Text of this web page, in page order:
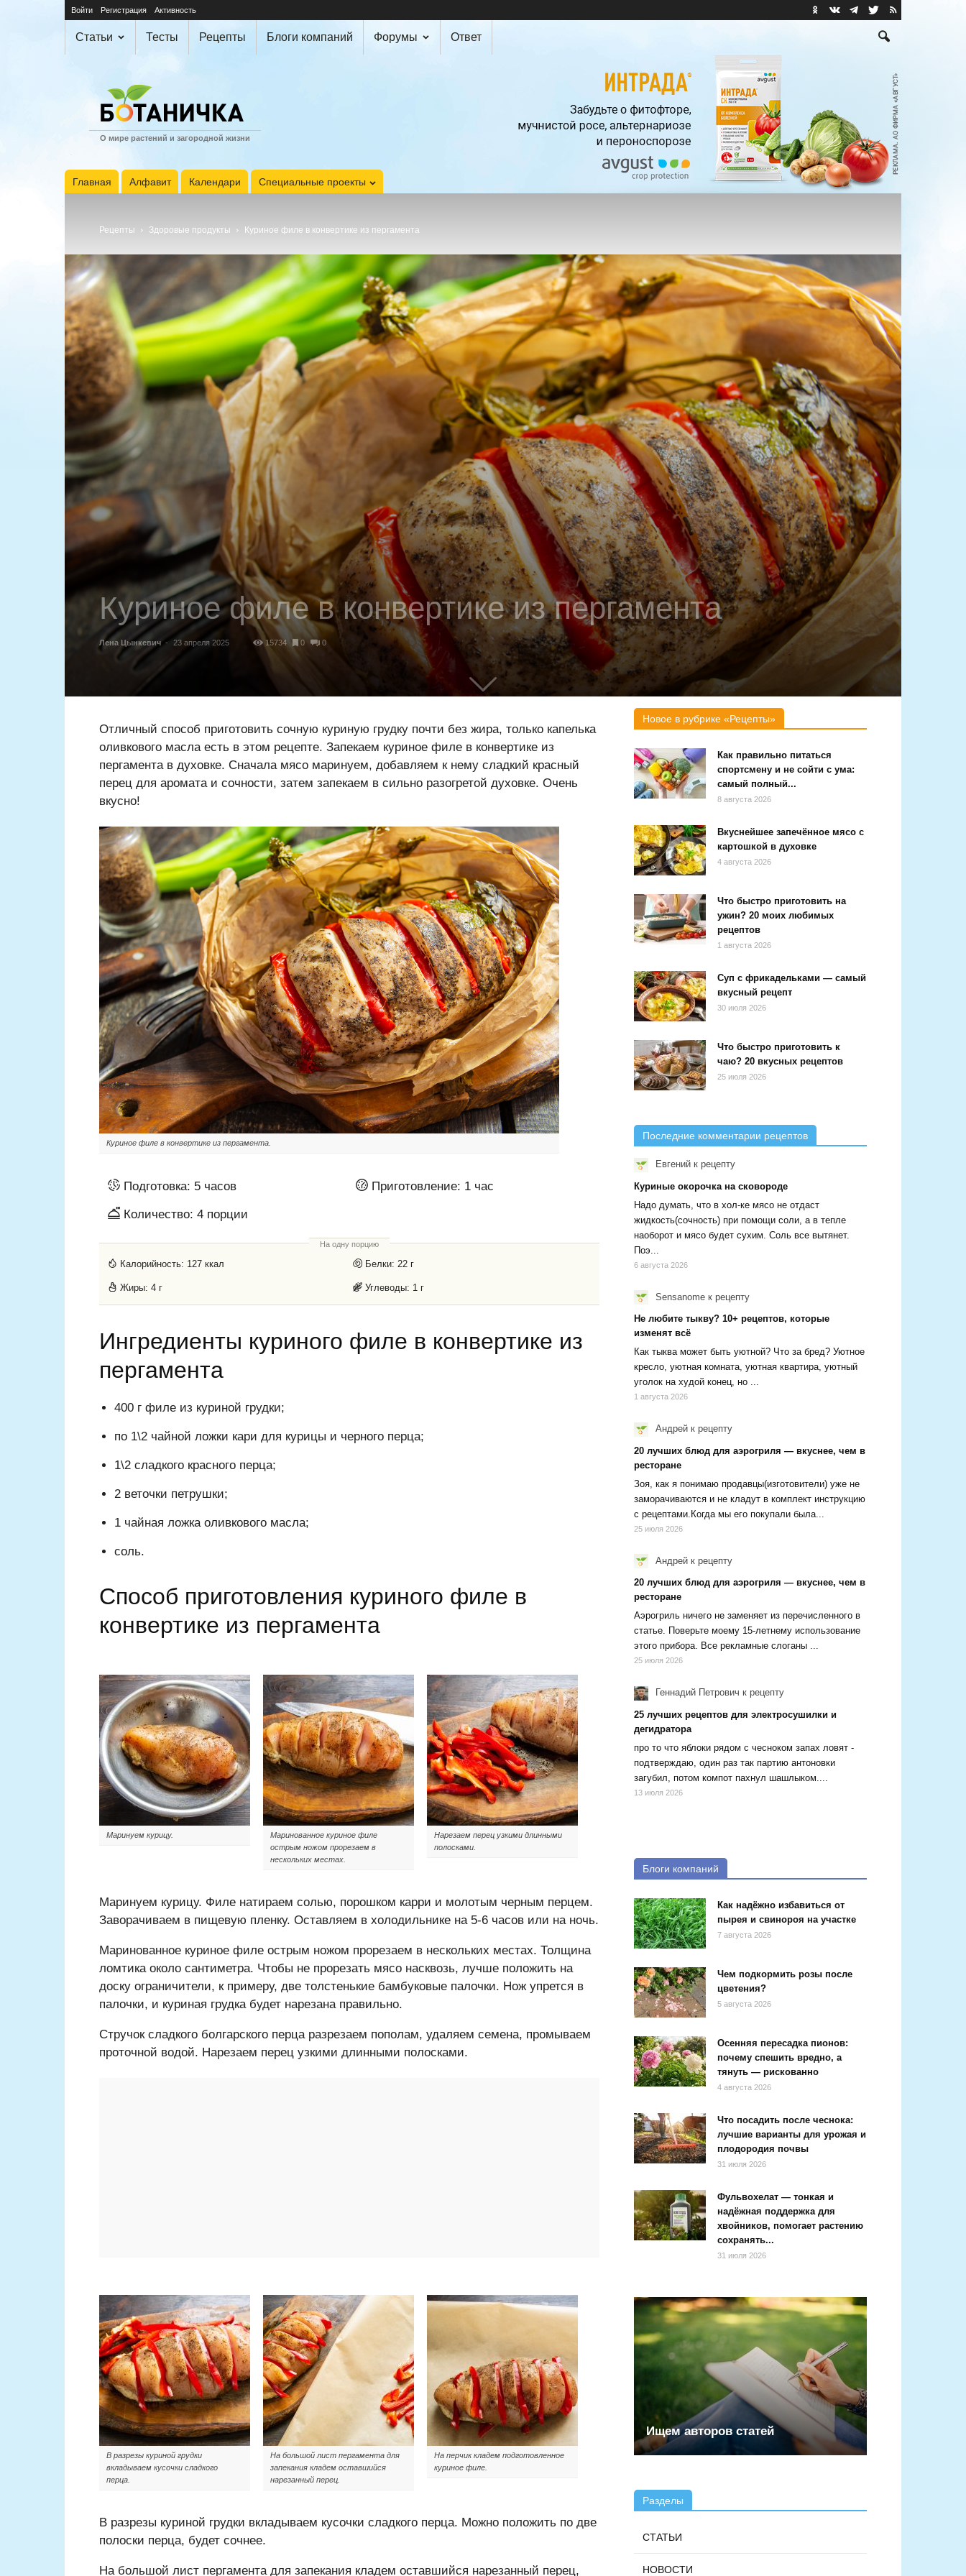
Войти Регистрация Активность
Статьи Тесты Рецепты Блоги компаний Форумы Ответ
О мире растений и загородной жизни
Главная Алфавит Календари Специальные проекты
Рецепты Здоровые продукты Куриное филе в конвертике из пергамента
Куриное филе в конвертике из пергамента
Лена Цынкевич - 23 апреля 2025 15734 0 0
Отличный способ приготовить сочную куриную грудку почти без жира, только капелька
оливкового масла есть в этом рецепте. Запекаем куриное филе в конвертике из
пергамента в духовке. Сначала мясо маринуем, добавляем к нему сладкий красный
перец для аромата и сочности, затем запекаем в сильно разогретой духовке. Очень
вкусно!
Куриное филе в конвертике из пергамента.
Подготовка: 5 часов Приготовление: 1 час
Количество: 4 порции
На одну порцию
Калорийность: 127 ккал Белки: 22 г
Жиры: 4 г Углеводы: 1 г
Ингредиенты куриного филе в конвертике из
пергамента
400 г филе из куриной грудки;
по 1\2 чайной ложки кари для курицы и черного перца;
1\2 сладкого красного перца;
2 веточки петрушки;
1 чайная ложка оливкового масла;
соль.
Способ приготовления куриного филе в
конвертике из пергамента
Маринуем курицу.
Маринованное куриное филе
острым ножом прорезаем в
нескольких местах.
Нарезаем перец узкими длинными
полосками.
Маринуем курицу. Филе натираем солью, порошком карри и молотым черным перцем.
Заворачиваем в пищевую пленку. Оставляем в холодильнике на 5-6 часов или на ночь.
Маринованное куриное филе острым ножом прорезаем в нескольких местах. Толщина
ломтика около сантиметра. Чтобы не прорезать мясо насквозь, лучше положить на
доску ограничители, к примеру, две толстенькие бамбуковые палочки. Нож упрется в
палочки, и куриная грудка будет нарезана правильно.
Стручок сладкого болгарского перца разрезаем пополам, удаляем семена, промываем
проточной водой. Нарезаем перец узкими длинными полосками.
В разрезы куриной грудки
вкладываем кусочки сладкого
перца.
На большой лист пергамента для
запекания кладем оставшийся
нарезанный перец.
На перчик кладем подготовленное
куриное филе.
В разрезы куриной грудки вкладываем кусочки сладкого перца. Можно положить по две
полоски перца, будет сочнее.
На большой лист пергамента для запекания кладем оставшийся нарезанный перец,
Новое в рубрике «Рецепты»
Как правильно питаться
спортсмену и не сойти с ума:
самый полный...
8 августа 2026
Вкуснейшее запечённое мясо с
картошкой в духовке
4 августа 2026
Что быстро приготовить на
ужин? 20 моих любимых
рецептов
1 августа 2026
Суп с фрикадельками — самый
вкусный рецепт
30 июля 2026
Что быстро приготовить к
чаю? 20 вкусных рецептов
25 июля 2026
Последние комментарии рецептов
Евгений к рецепту
Куриные окорочка на сковороде
Надо думать, что в хол-ке мясо не отдаст
жидкость(сочность) при помощи соли, а в тепле
наоборот и мясо будет сухим. Соль все вытянет.
Поэ...
6 августа 2026
Sensanome к рецепту
Не любите тыкву? 10+ рецептов, которые
изменят всё
Как тыква может быть уютной? Что за бред? Уютное
кресло, уютная комната, уютная квартира, уютный
уголок на худой конец, но ...
1 августа 2026
Андрей к рецепту
20 лучших блюд для аэрогриля — вкуснее, чем в
ресторане
Зоя, как я понимаю продавцы(изготовители) уже не
заморачиваются и не кладут в комплект инструкцию
с рецептами.Когда мы его покупали была...
25 июля 2026
Андрей к рецепту
20 лучших блюд для аэрогриля — вкуснее, чем в
ресторане
Аэрогриль ничего не заменяет из перечисленного в
статье. Поверьте моему 15-летнему использование
этого прибора. Все рекламные слоганы ...
25 июля 2026
Геннадий Петрович к рецепту
25 лучших рецептов для электросушилки и
дегидратора
про то что яблоки рядом с чесноком запах ловят -
подтверждаю, один раз так партию антоновки
загубил, потом компот пахнул шашлыком....
13 июля 2026
Блоги компаний
Как надёжно избавиться от
пырея и свинороя на участке
7 августа 2026
Чем подкормить розы после
цветения?
5 августа 2026
Осенняя пересадка пионов:
почему спешить вредно, а
тянуть — рискованно
4 августа 2026
Что посадить после чеснока:
лучшие варианты для урожая и
плодородия почвы
31 июля 2026
Фульвохелат — тонкая и
надёжная поддержка для
хвойников, помогает растению
сохранять...
31 июля 2026
Ищем авторов статей
Разделы
СТАТЬИ
НОВОСТИ